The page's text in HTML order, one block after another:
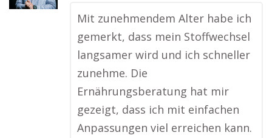
Mit zunehmendem Alter habe ich
gemerkt, dass mein Stoffwechsel
langsamer wird und ich schneller
zunehme. Die
Ernährungsberatung hat mir
gezeigt, dass ich mit einfachen
Anpassungen viel erreichen kann.